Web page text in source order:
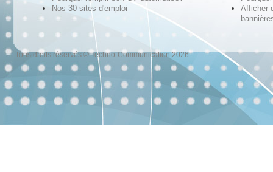
Nos 30 sites d'emploi
Afficher
Tous droits réservés © Techno-Communication 2026